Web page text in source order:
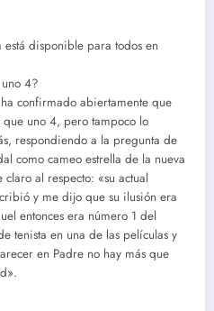
disponible para todos en
4?
confirmado abiertamente que
uno 4, pero tampoco lo
respondiendo a la pregunta de
como cameo estrella de la nueva
claro al respecto: «su actual
y me dijo que su ilusión era
entonces era número 1 del
tenista en una de las películas y
en Padre no hay más que